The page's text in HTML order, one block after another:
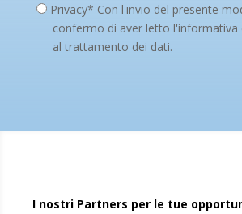
Privacy* Con l'invio del presente
confermo di aver letto l'informativa
al trattamento dei dati.
I nostri Partners per le tue